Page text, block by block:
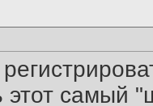
этот самый